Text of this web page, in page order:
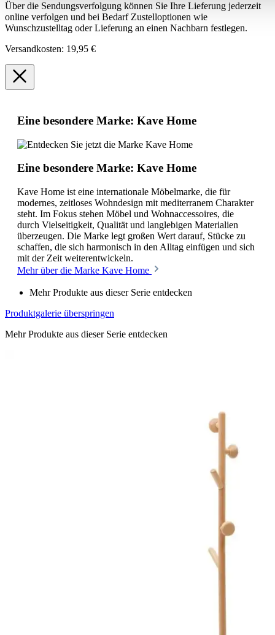
Über die Sendungsverfolgung können Sie Ihre Lieferung jederzeit
online verfolgen und bei Bedarf Zustelloptionen wie
Wunschzustelltag oder Lieferung an einen Nachbarn festlegen.
Versandkosten: 19,95 €
Eine besondere Marke: Kave Home
Eine besondere Marke: Kave Home
Kave Home ist eine internationale Möbelmarke, die für
modernes, zeitloses Wohndesign mit mediterranem Charakter
steht. Im Fokus stehen Möbel und Wohnaccessoires, die
durch Vielseitigkeit, Qualität und langlebigen Materialien
überzeugen. Die Marke legt großen Wert darauf, Stücke zu
schaffen, die sich harmonisch in den Alltag einfügen und sich
mit der Zeit weiterentwickeln.
Mehr über die Marke Kave Home
Mehr Produkte aus dieser Serie entdecken
Produktgalerie überspringen
Mehr Produkte aus dieser Serie entdecken